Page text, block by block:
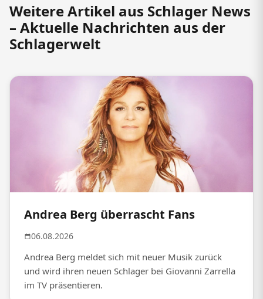
Weitere Artikel aus Schlager News
– Aktuelle Nachrichten aus der
Schlagerwelt
Andrea Berg überrascht Fans
06.08.2026
Andrea Berg meldet sich mit neuer Musik zurück
und wird ihren neuen Schlager bei Giovanni Zarrella
im TV präsentieren.